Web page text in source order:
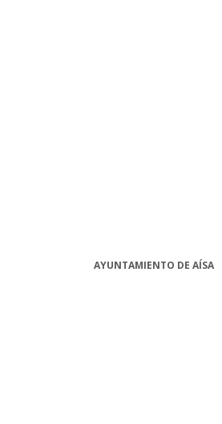
AYUNTAMIENTO DE AÍSA